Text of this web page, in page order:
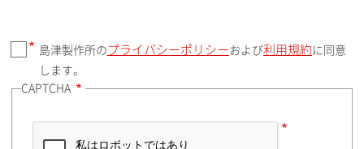
郵便番号（勤務先）
住所検索
島津製作所の プライバシーポリシーおよび利用規約 に同意
します。
CAPTCHA